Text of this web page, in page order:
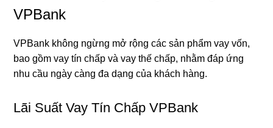
VPBank
VPBank không ngừng mở rộng các sản phẩm vay vốn,
bao gồm vay tín chấp và vay thế chấp, nhằm đáp ứng
nhu cầu ngày càng đa dạng của khách hàng.
Lãi Suất Vay Tín Chấp VPBank